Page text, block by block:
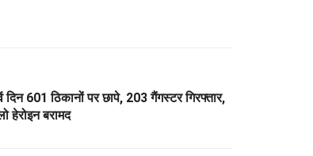
601 ठिकानों पर छापे, 203 गैंगस्टर गिरफ्तार,
हेरोइन बरामद